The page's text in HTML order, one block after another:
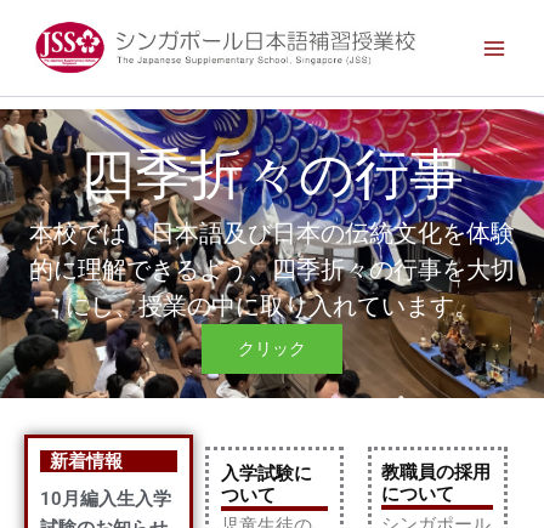
ス
キ
ッ
プ
四季折々の行事
本校では、日本語及び日本の伝統文化を体験
的に理解できるよう、四季折々の行事を大切
にし、授業の中に取り入れています。
クリック
新着情報
10月編入生入学
入学試験に
ついて
教職員の採用
について